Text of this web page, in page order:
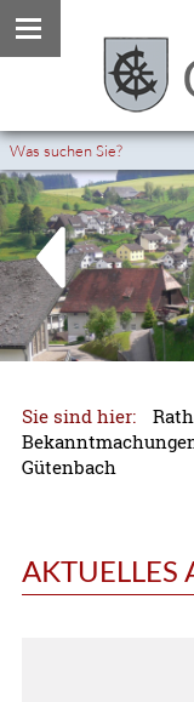
Sie sind hier:
Gütenbach
AKTUELLES